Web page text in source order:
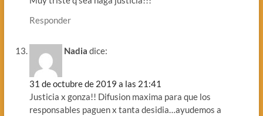
Responder
Nadia dice:
31 de octubre de 2019 a las 21:41
Justicia x gonza!! Difusion maxima para que los
responsables paguen x tanta desidia…ayudemos a